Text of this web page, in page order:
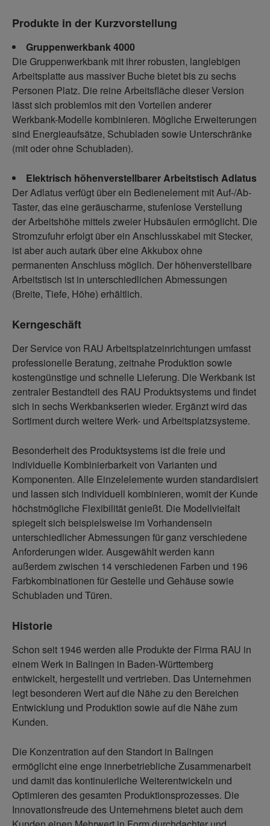
Produkte in der Kurzvorstellung
Gruppenwerkbank 4000
Die Gruppenwerkbank mit ihrer robusten, langlebigen
Arbeitsplatte aus massiver Buche bietet bis zu sechs
Personen Platz. Die reine Arbeitsfläche dieser Version
lässt sich problemlos mit den Vorteilen anderer
Werkbank-Modelle kombinieren. Mögliche Erweiterungen
sind Energieaufsätze, Schubladen sowie Unterschränke
(mit oder ohne Schubladen).
Elektrisch höhenverstellbarer Arbeitstisch Adlatus
Der Adlatus verfügt über ein Bedienelement mit Auf-/Ab-
Taster, das eine geräuscharme, stufenlose Verstellung
der Arbeitshöhe mittels zweier Hubsäulen ermöglicht. Die
Stromzufuhr erfolgt über ein Anschlusskabel mit Stecker,
ist aber auch autark über eine Akkubox ohne
permanenten Anschluss möglich. Der höhenverstellbare
Arbeitstisch ist in unterschiedlichen Abmessungen
(Breite, Tiefe, Höhe) erhältlich.
Kerngeschäft
Der Service von RAU Arbeitsplatzeinrichtungen umfasst
professionelle Beratung, zeitnahe Produktion sowie
kostengünstige und schnelle Lieferung. Die Werkbank ist
zentraler Bestandteil des RAU Produktsystems und findet
sich in sechs Werkbankserien wieder. Ergänzt wird das
Sortiment durch weitere Werk- und Arbeitsplatzsysteme.
Besonderheit des Produktsystems ist die freie und
individuelle Kombinierbarkeit von Varianten und
Komponenten. Alle Einzelelemente wurden standardisiert
und lassen sich individuell kombinieren, womit der Kunde
höchstmögliche Flexibilität genießt. Die Modellvielfalt
spiegelt sich beispielsweise im Vorhandensein
unterschiedlicher Abmessungen für ganz verschiedene
Anforderungen wider. Ausgewählt werden kann
außerdem zwischen 14 verschiedenen Farben und 196
Farbkombinationen für Gestelle und Gehäuse sowie
Schubladen und Türen.
Historie
Schon seit 1946 werden alle Produkte der Firma RAU in
einem Werk in Balingen in Baden-Württemberg
entwickelt, hergestellt und vertrieben. Das Unternehmen
legt besonderen Wert auf die Nähe zu den Bereichen
Entwicklung und Produktion sowie auf die Nähe zum
Kunden.
Die Konzentration auf den Standort in Balingen
ermöglicht eine enge innerbetriebliche Zusammenarbeit
und damit das kontinuierliche Weiterentwickeln und
Optimieren des gesamten Produktionsprozesses. Die
Innovationsfreude des Unternehmens bietet auch dem